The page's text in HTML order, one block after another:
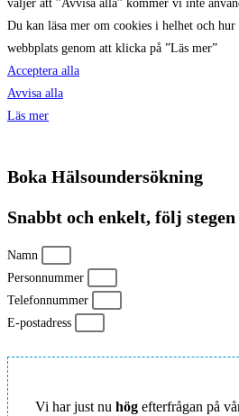
väljer att ”Avvisa alla” kommer vi inte
Du kan läsa mer om cookies i helhet och hur
webbplats genom att klicka på ”Läs mer”
Acceptera alla
Avvisa alla
Läs mer
Boka Hälsoundersökning
Snabbt och enkelt, följ stegen
Namn
Personnummer
Telefonnummer
E-postadress
Vi har just nu högefterfrågan på